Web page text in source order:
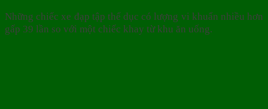
Những chiếc xe đạp tập thể dục có lượng vi khuẩn nhiều hơn
gấp 39 lần so với một chiếc khay từ khu ăn uống.